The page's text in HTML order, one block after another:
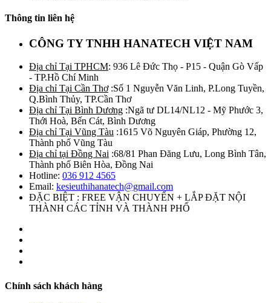
Thông tin liên hệ
CÔNG TY TNHH HANATECH VIỆT NAM
Địa chỉ Tại TPHCM: 936 Lê Đức Thọ - P15 - Quận Gò Vấp
- TP.Hồ Chí Minh
Địa chỉ Tại Cần Thơ:Số 1 Nguyễn Văn Linh, P.Long Tuyền,
Q.Bình Thủy, TP.Cần Thơ
Địa chỉ Tại Bình Dương :Ngã tư DL14/NL12 - Mỹ Phước 3,
Thới Hoà, Bến Cát, Bình Dương
Địa chỉ Tại Vũng Tàu :1615 Võ Nguyên Giáp, Phường 12,
Thành phố Vũng Tàu
Địa chỉ tại Đồng Nai :68/81 Phan Đăng Lưu, Long Bình Tân,
Thành phố Biên Hòa, Đồng Nai
Hotline: 036 912 4565
Email: kesieuthihanatech@gmail.com
ĐẶC BIỆT : FREE VẬN CHUYỂN + LẮP ĐẶT NỘI
THÀNH CÁC TỈNH VÀ THÀNH PHỐ
Chính sách khách hàng